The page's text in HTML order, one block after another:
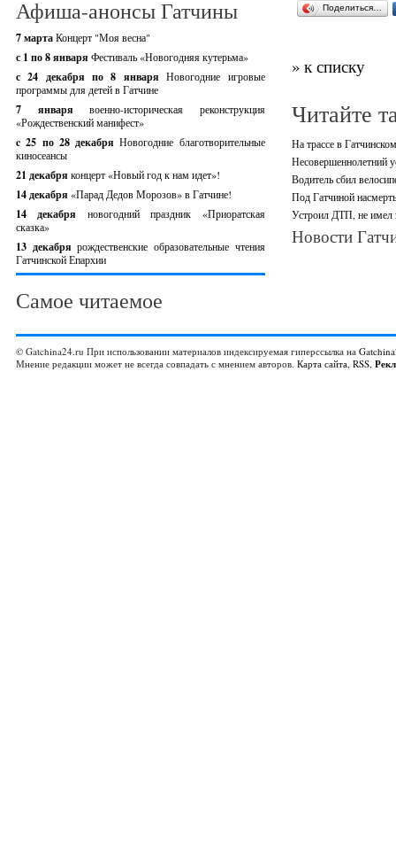
Афиша-анонсы Гатчины
7 мартаКонцерт "Моя весна"
с 1 по 8 января Фестиваль «Новогодняя кутерьма»
с 24 декабря по 8 январяНовогодние игровые
программы для детей в Гатчине
7 январявоенно-историческая реконструкция
«Рождественский манифест»
c 25 по 28 декабряНовогодние благотворительные
киносеансы
21 декабря концерт «Новый год к нам идет»!
14 декабря «Парад Дедов Морозов» в Гатчине!
14 декабря новогодний праздник «Приоратская
сказка»
13 декабрярождественские образовательные чтения
Гатчинской Епархии
Самое читаемое
Поделиться…
» к списку
Читайте
На трассе в
Несовершеннолетний
Водитель сбил
Под Гатчиной
Устроил ДТП, не имел
Новости
© Gatchina24.ru При использовании материалов индексируемая гиперссылка на
Мнение редакции может не всегда совпадать с мнением авторов. Карта сайта, RSS,